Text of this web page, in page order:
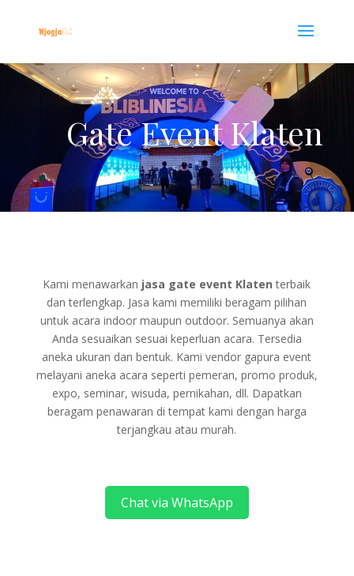
Gate Event Klaten
Kami menawarkan jasa gate event Klatenterbaik
dan terlengkap. Jasa kami memiliki beragam pilihan
untuk acara indoor maupun outdoor. Semuanya akan
Anda sesuaikan sesuai keperluan acara. Tersedia
aneka ukuran dan bentuk. Kami vendor gapura event
melayani aneka acara seperti pemeran, promo produk,
expo, seminar, wisuda, pernikahan, dll. Dapatkan
beragam penawaran di tempat kami dengan harga
terjangkau atau murah.
Chat via WhatsApp